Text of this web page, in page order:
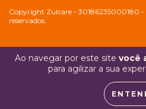
Ao navegar por este site você
para agilizar a sua
Copyright Zulcare - 30186235000180 -
reservados.